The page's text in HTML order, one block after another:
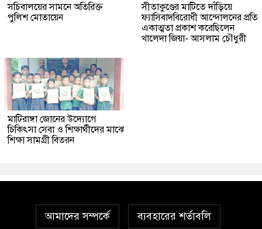
সচিবালয়ের সামনে অতিরিক্ত
পুলিশ মোতায়েন
সীতাকুণ্ডের মাটিতে দাঁড়িয়ে
ফ্যাসিবাদবিরোধী আন্দোলনের প্রতি
একাত্মতা প্রকাশ করেছিলেন
খালেদা জিয়া- আসলাম চৌধুরী
মাটিরাঙ্গা জোনের উদ্যোগে
চিকিৎসা সেবা ও শিক্ষার্থীদের মাঝে
শিক্ষা সামগ্রী বিতরন
আমাদের সম্পর্কে ব্যবহারের শর্তাবলি